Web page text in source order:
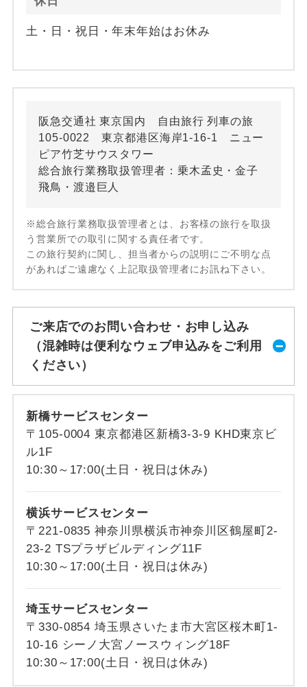
土・日・祝日・年末年始はお休み
阪急交通社 東京国内 自由旅行 列車の旅
105-0022 東京都港区海岸1-16-1 ニュー
ピア竹芝サウスタワー
総合旅行業務取扱管理者：乗木孟史・金子
飛鳥・渡邉巨人
※総合旅行業務取扱管理者とは、お客様の旅行を取扱
う営業所での取引に関する責任者です。
この旅行契約に関し、担当者からの説明にご不明な点
があればご遠慮なく上記取扱管理者にお訊ね下さい。
ご来店でのお問い合わせ・お申し込み
（混雑時は便利なウェブ申込みをご利用
ください）
新橋サービスセンター
〒105-0004 東京都港区新橋3-3-9 KHD東京ビ
ル1F
10:30～17:00(土日・祝日は休み)
横浜サービスセンター
〒221-0835 神奈川県横浜市神奈川区鶴屋町2-
23-2 TSプラザビルディング11F
10:30～17:00(土日・祝日は休み)
埼玉サービスセンター
〒330-0854 埼玉県さいたま市大宮区桜木町1-
10-16 シーノ大宮ノースウィング18F
10:30～17:00(土日・祝日は休み)